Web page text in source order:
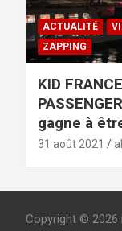
ACTUALITÉ
ZAPPING
KID
gagne à
31 août 2021
Copyright © 2026